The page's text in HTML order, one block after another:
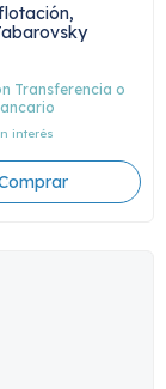
Transferencia o
interés